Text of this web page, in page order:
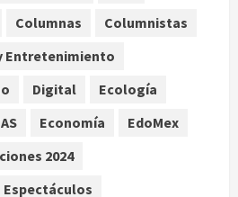
Hilton es hospitalizado tras
en vivo por TikTok
6, 2026
encara a Mikel Arriola en
y exige regreso del ascenso
Columnas
Columnistas
Entretenimiento
Digital
Ecología
Economía
EdoMex
2024
Espectáculos